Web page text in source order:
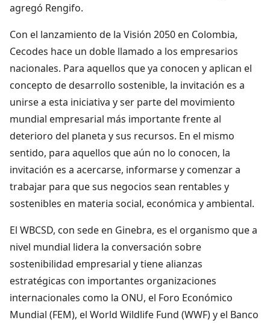
agregó Rengifo.
Con el lanzamiento de la Visión 2050 en Colombia,
Cecodes hace un doble llamado a los empresarios
nacionales. Para aquellos que ya conocen y aplican el
concepto de desarrollo sostenible, la invitación es a
unirse a esta iniciativa y ser parte del movimiento
mundial empresarial más importante frente al
deterioro del planeta y sus recursos. En el mismo
sentido, para aquellos que aún no lo conocen, la
invitación es a acercarse, informarse y comenzar a
trabajar para que sus negocios sean rentables y
sostenibles en materia social, económica y ambiental.
El WBCSD, con sede en Ginebra, es el organismo que a
nivel mundial lidera la conversación sobre
sostenibilidad empresarial y tiene alianzas
estratégicas con importantes organizaciones
internacionales como la ONU, el Foro Económico
Mundial (FEM), el World Wildlife Fund (WWF) y el Banco